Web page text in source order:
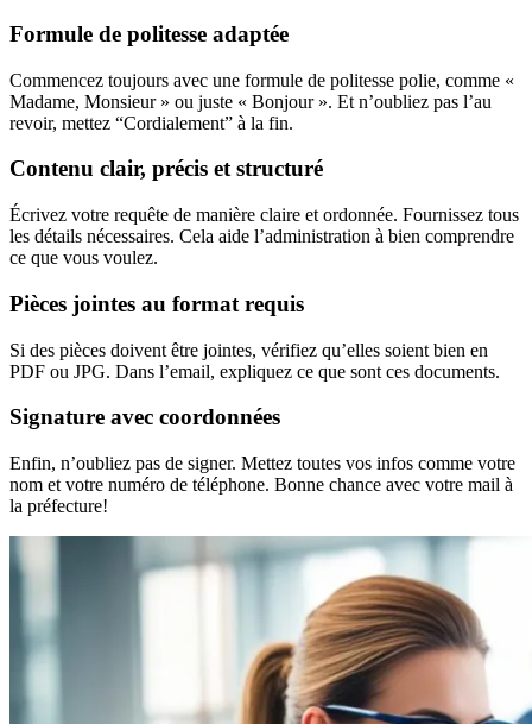
Formule de politesse adaptée
Commencez toujours avec une formule de politesse polie, comme «
Madame, Monsieur » ou juste « Bonjour ». Et n’oubliez pas l’au
revoir, mettez “Cordialement” à la fin.
Contenu clair, précis et structuré
Écrivez votre requête de manière claire et ordonnée. Fournissez tous
les détails nécessaires. Cela aide l’administration à bien comprendre
ce que vous voulez.
Pièces jointes au format requis
Si des pièces doivent être jointes, vérifiez qu’elles soient bien en
PDF ou JPG. Dans l’email, expliquez ce que sont ces documents.
Signature avec coordonnées
Enfin, n’oubliez pas de signer. Mettez toutes vos infos comme votre
nom et votre numéro de téléphone. Bonne chance avec votre mail à
la préfecture!